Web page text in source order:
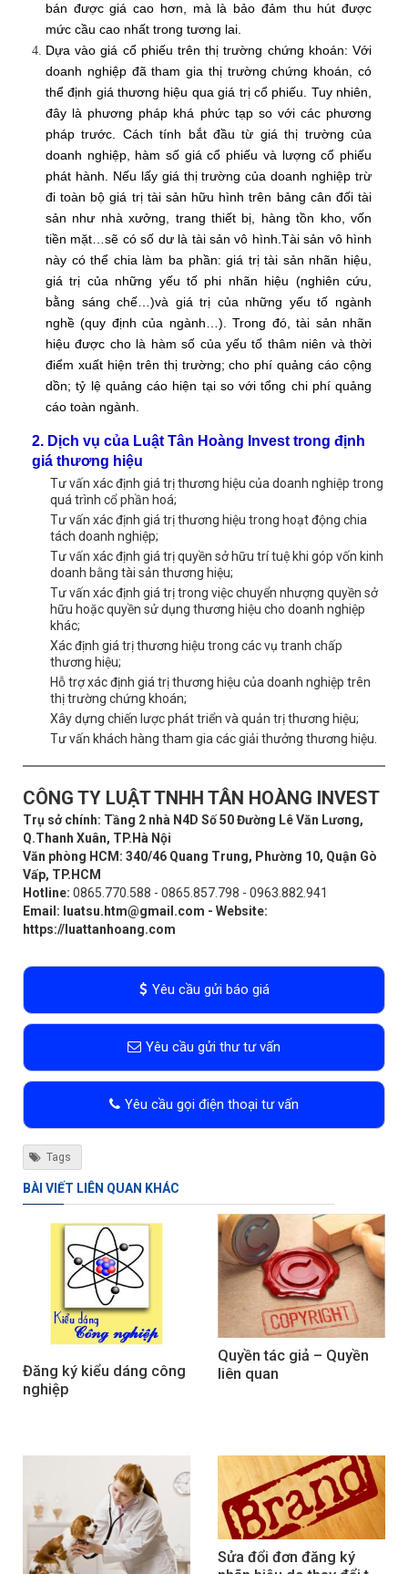
bán được giá cao hơn, mà là bảo đảm thu hút được
mức cầu cao nhất trong tương lai.
Dựa vào giá cổ phiếu trên thị trường chứng khoán: Với
doanh nghiệp đã tham gia thị trường chứng khoán, có
thể định giá thương hiệu qua giá trị cổ phiếu. Tuy nhiên,
đây là phương pháp khá phức tạp so với các phương
pháp trước. Cách tính bắt đầu từ giá thị trường của
doanh nghiệp, hàm số giá cổ phiếu và lượng cổ phiếu
phát hành. Nếu lấy giá thị trường của doanh nghiệp trừ
đi toàn bộ giá trị tài sản hữu hình trên bảng cân đối tài
sản như nhà xưởng, trang thiết bị, hàng tồn kho, vốn
tiền mặt…sẽ có số dư là tài sản vô hình.Tài sản vô hình
này có thể chia làm ba phần: giá trị tài sản nhãn hiệu,
giá trị của những yếu tố phi nhãn hiệu (nghiên cứu,
bằng sáng chế…)và giá trị của những yếu tố ngành
nghề (quy định của ngành…). Trong đó, tài sản nhãn
hiệu được cho là hàm số của yếu tố thâm niên và thời
điểm xuất hiện trên thị trường; cho phí quảng cáo cộng
dồn; tỷ lệ quảng cáo hiện tại so với tổng chi phí quảng
cáo toàn ngành.
2. Dịch vụ của Luật Tân Hoàng Invest trong định
giá thương hiệu
Tư vấn xác định giá trị thương hiệu của doanh nghiệp trong
quá trình cổ phần hoá;
Tư vấn xác định giá trị thương hiệu trong hoạt động chia
tách doanh nghiệp;
Tư vấn xác định giá trị quyền sở hữu trí tuệ khi góp vốn kinh
doanh bằng tài sản thương hiệu;
Tư vấn xác định giá trị trong việc chuyển nhượng quyền sở
hữu hoặc quyền sử dụng thương hiệu cho doanh nghiệp
khác;
Xác định giá trị thương hiệu trong các vụ tranh chấp
thương hiệu;
Hỗ trợ xác định giá trị thương hiệu của doanh nghiệp trên
thị trường chứng khoán;
Xây dựng chiến lược phát triển và quản trị thương hiệu;
Tư vấn khách hàng tham gia các giải thưởng thương hiệu.
CÔNG TY LUẬT TNHH TÂN HOÀNG INVEST
Trụ sở chính: Tầng 2 nhà N4D Số 50 Đường Lê Văn Lương,
Q.Thanh Xuân, TP.Hà Nội
Văn phòng HCM: 340/46 Quang Trung, Phường 10, Quận Gò
Vấp, TP.HCM
Hotline: 0865.770.588 - 0865.857.798 - 0963.882.941
Email: luatsu.htm@gmail.com - Website:
https://luattanhoang.com
Yêu cầu gửi báo giá
Yêu cầu gửi thư tư vấn
Yêu cầu gọi điện thoại tư vấn
Tags
BÀI VIẾT LIÊN QUAN KHÁC
Đăng ký kiểu dáng công
nghiệp
Quyền tác giả – Quyền
liên quan
Sửa đổi đơn đăng ký